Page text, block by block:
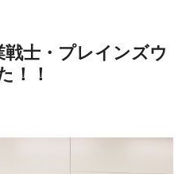
士・プレインズウ
！！